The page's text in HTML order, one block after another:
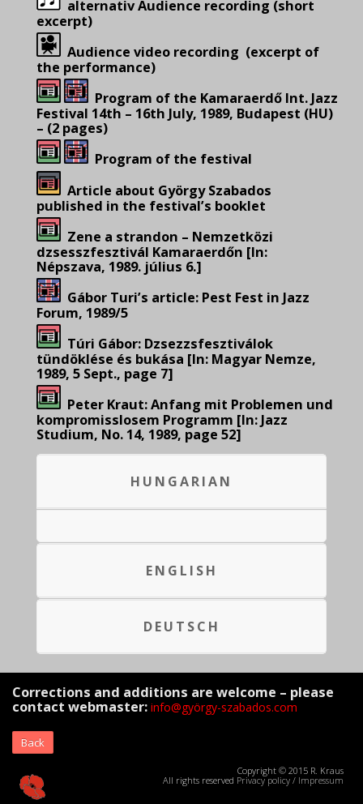
alternativ Audience recording (short
excerpt)
Audience video recording (excerpt of
the performance)
Program of the Kamaraerdő Int. Jazz
Festival 14th – 16th July, 1989, Budapest (HU)
– (2 pages)
Program of the festival
Article about György Szabados
published in the festival’s booklet
Zene a strandon – Nemzetközi
dzsesszfesztivál Kamaraerdőn [In:
Népszava, 1989. július 6.]
Gábor Turi’s article: Pest Fest in Jazz
Forum, 1989/5
Túri Gábor: Dzsezzsfesztiválok
tündöklése és bukása [In: Magyar Nemze,
1989, 5 Sept., page 7]
Peter Kraut: Anfang mit Problemen und
kompromisslosem Programm [In: Jazz
Studium, No. 14, 1989, page 52]
HUNGARIAN
ENGLISH
DEUTSCH
Corrections and additions are welcome – please
contact webmaster: info@györgy-szabados.com
Back
Copyright © 2015 R. Kraus
All rights reserved Privacy policy / Impressum